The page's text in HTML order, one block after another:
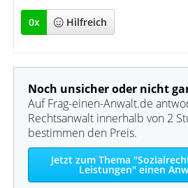
0x Hilfreich
Noch unsicher oder nicht
Auf Frag-einen-Anwalt.de
Rechtsanwalt innerhalb von 2
bestimmen den Preis.
Jetzt zum Thema
Leistungen" einen